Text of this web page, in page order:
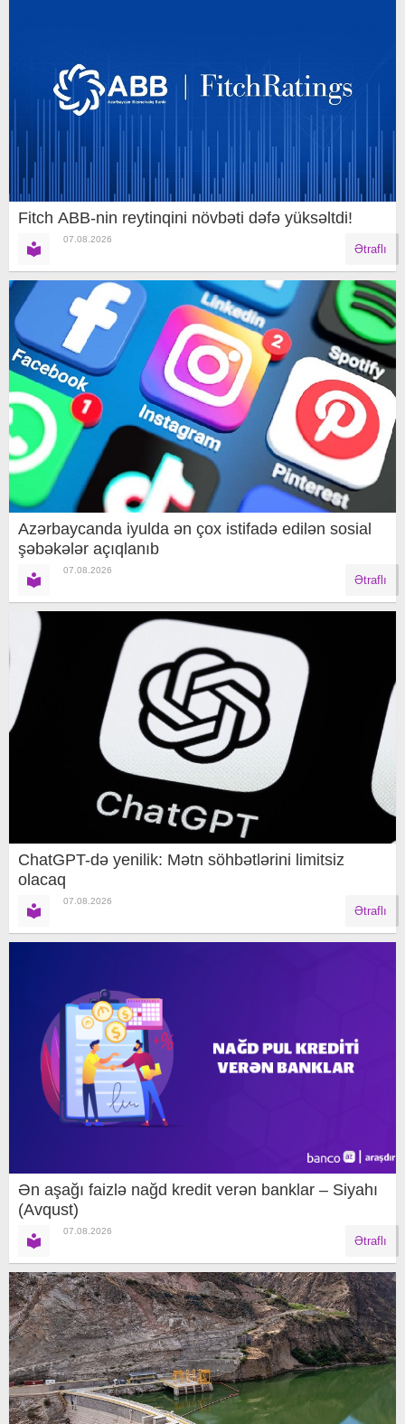
Fitch ABB-nin reytinqini növbəti dəfə yüksəltdi!
07.08.2026
Ətraflı
Azərbaycanda iyulda ən çox istifadə edilən sosial
şəbəkələr açıqlanıb
07.08.2026
Ətraflı
ChatGPT-də yenilik: Mətn söhbətlərini limitsiz
olacaq
07.08.2026
Ətraflı
Ən aşağı faizlə nağd kredit verən banklar – Siyahı
(Avqust)
07.08.2026
Ətraflı